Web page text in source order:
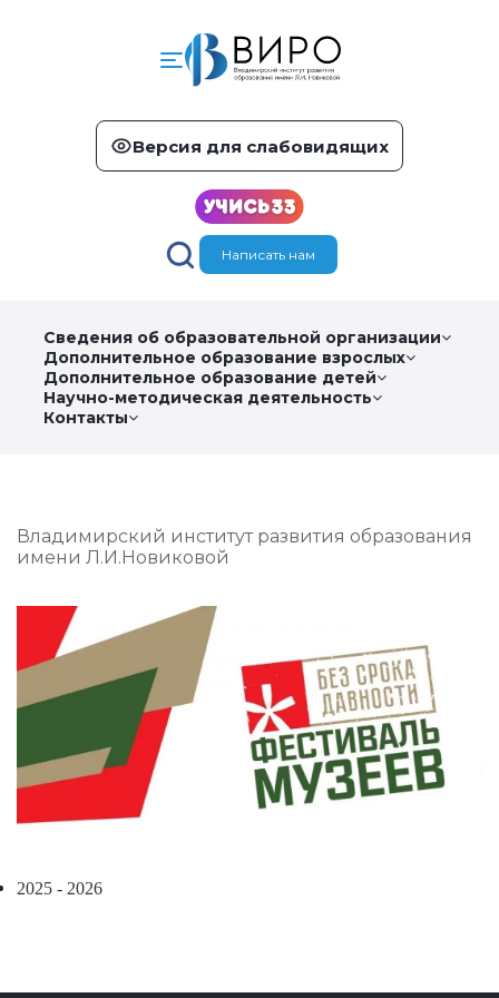
Версия для слабовидящих
Написать нам
Сведения об образовательной организации
Дополнительное образование взрослых
Дополнительное образование детей
Научно-методическая деятельность
Контакты
Владимирский институт развития образования
имени Л.И.Новиковой
2025 - 2026